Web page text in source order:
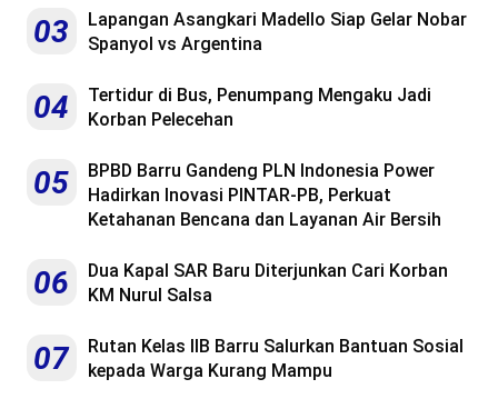
03
Lapangan Asangkari Madello Siap Gelar Nobar
Spanyol vs Argentina
04
Tertidur di Bus, Penumpang Mengaku Jadi
Korban Pelecehan
05
BPBD Barru Gandeng PLN Indonesia Power
Hadirkan Inovasi PINTAR-PB, Perkuat
Ketahanan Bencana dan Layanan Air Bersih
06
Dua Kapal SAR Baru Diterjunkan Cari Korban
KM Nurul Salsa
07
Rutan Kelas IIB Barru Salurkan Bantuan Sosial
kepada Warga Kurang Mampu